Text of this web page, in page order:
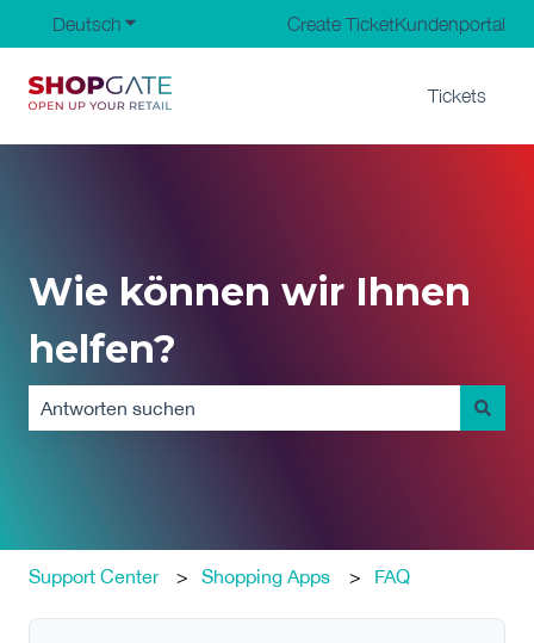
Deutsch Untermenü für Übersetzungen anzeigen
Create TicketKundenportal
Tickets
Wie können wir Ihnen
helfen?
Support Center Shopping Apps FAQ